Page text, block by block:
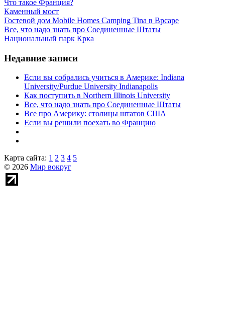
Что такое Франция?
Каменный мост
Гостевой дом Mobile Homes Camping Tina в Врсаре
Все, что надо знать про Соединенные Штаты
Национальный парк Крка
Недавние записи
Если вы собрались учиться в Америке: Indiana
University/Purdue University Indianapolis
Как поступить в Northern Illinois University
Все, что надо знать про Соединенные Штаты
Все про Америку: столицы штатов США
Если вы решили поехать во Францию
Карта сайта: 1 2 3 4 5
© 2026 Мир вокруг